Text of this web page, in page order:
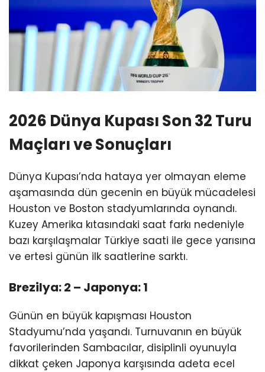
2026 Dünya Kupası Son 32 Turu
Maçları ve Sonuçları
Dünya Kupası’nda hataya yer olmayan eleme
aşamasında dün gecenin en büyük mücadelesi
Houston ve Boston stadyumlarında oynandı.
Kuzey Amerika kıtasındaki saat farkı nedeniyle
bazı karşılaşmalar Türkiye saati ile gece yarısına
ve ertesi günün ilk saatlerine sarktı.
Brezilya: 2 – Japonya: 1
Günün en büyük kapışması Houston
Stadyumu’nda yaşandı. Turnuvanın en büyük
favorilerinden Sambacılar, disiplinli oyunuyla
dikkat çeken Japonya karşısında adeta ecel